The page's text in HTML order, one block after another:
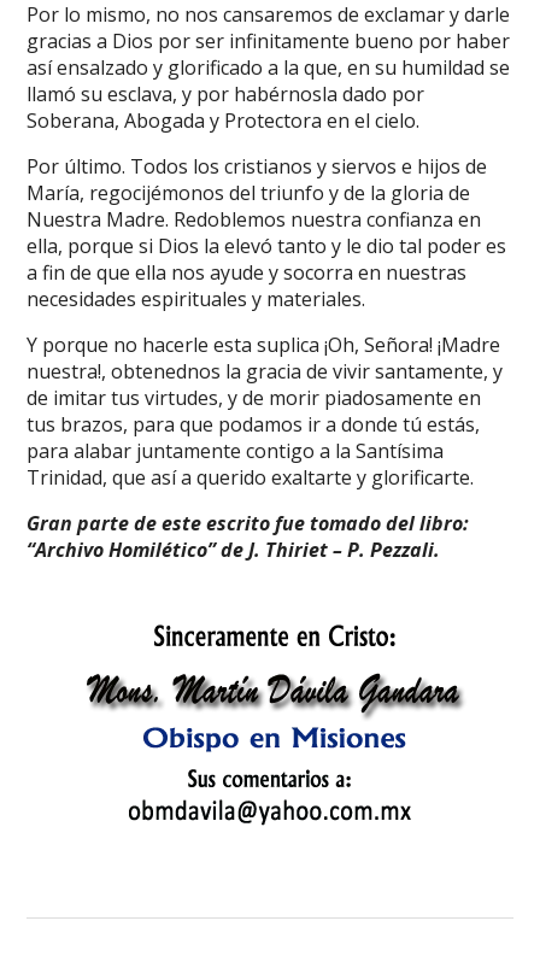
Por lo mismo, no nos cansaremos de exclamar y darle
gracias a Dios por ser infinitamente bueno por haber
así ensalzado y glorificado a la que, en su humildad se
llamó su esclava, y por habérnosla dado por
Soberana, Abogada y Protectora en el cielo.
Por último. Todos los cristianos y siervos e hijos de
María, regocijémonos del triunfo y de la gloria de
Nuestra Madre. Redoblemos nuestra confianza en
ella, porque si Dios la elevó tanto y le dio tal poder es
a fin de que ella nos ayude y socorra en nuestras
necesidades espirituales y materiales.
Y porque no hacerle esta suplica ¡Oh, Señora! ¡Madre
nuestra!, obtenednos la gracia de vivir santamente, y
de imitar tus virtudes, y de morir piadosamente en
tus brazos, para que podamos ir a donde tú estás,
para alabar juntamente contigo a la Santísima
Trinidad, que así a querido exaltarte y glorificarte.
Gran parte de este escrito fue tomado del libro:
“Archivo Homilético” de J. Thiriet – P. Pezzali.